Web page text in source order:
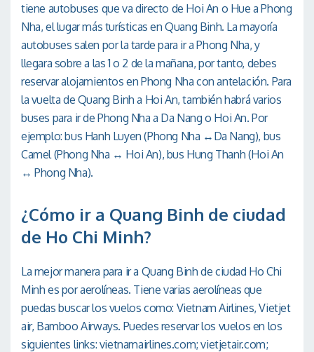
tiene autobuses que va directo de Hoi An o Hue a Phong
Nha, el lugar más turísticas en Quang Binh. La mayoría
autobuses salen por la tarde para ir a Phong Nha, y
llegara sobre a las 1 o 2 de la mañana, por tanto, debes
reservar alojamientos en Phong Nha con antelación. Para
la vuelta de Quang Binh a Hoi An, también habrá varios
buses para ir de Phong Nha a Da Nang o Hoi An. Por
ejemplo: bus Hanh Luyen (Phong Nha ↔Da Nang), bus
Camel (Phong Nha ↔ Hoi An), bus Hung Thanh (Hoi An
↔ Phong Nha).
¿Cómo ir a Quang Binh de ciudad
de Ho Chi Minh?
La mejor manera para ir a Quang Binh de ciudad Ho Chi
Minh es por aerolíneas. Tiene varias aerolíneas que
puedas buscar los vuelos como: Vietnam Airlines, Vietjet
air, Bamboo Airways. Puedes reservar los vuelos en los
siguientes links: vietnamairlines.com; vietjetair.com;